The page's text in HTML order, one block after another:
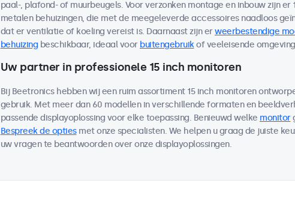
paal-, plafond- of muurbeugels. Voor verzonken montage en inbouw zijn
metalen behuizingen, die met de meegeleverde accessoires naadloos
dat er ventilatie of koeling vereist is. Daarnaast zijn erweerbestendige
behuizing beschikbaar, ideaal voor buitengebruikof veeleisende
Uw partner in professionele 15 inch monitoren
Bij Beetronics hebben wij een ruim assortiment 15 inch monitoren
gebruik. Met meer dan 60 modellen in verschillende formaten en
passende displayoplossing voor elke toepassing. Benieuwd welke monitor
Bespreek de optiesmet onze specialisten. We helpen u graag de juiste
uw vragen te beantwoorden over onze displayoplossingen.